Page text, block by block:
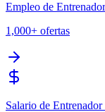
Empleo de
1,000+ ofertas
Salario de Entrenador